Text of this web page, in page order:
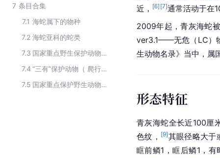
7 条目合集
7.1 海蛇属下的物种
7.2 海蛇亚科的蛇类
7.3
国家重点野生保护动物（爬行纲有鳞目）
7.4
“三有”保护动物（ 爬行纲有鳞目）
7.5
国家重点保护野生动物（眼镜蛇科）
近， [6] [7]通常活动于在
2009年起，青灰海蛇
ver3.1——无危（LC）
生动物名录》当中，属
形态特征
青灰海蛇全长近100厘
色纹， [9]其眼径略大于
眶前鳞1，眶后鳞1，有